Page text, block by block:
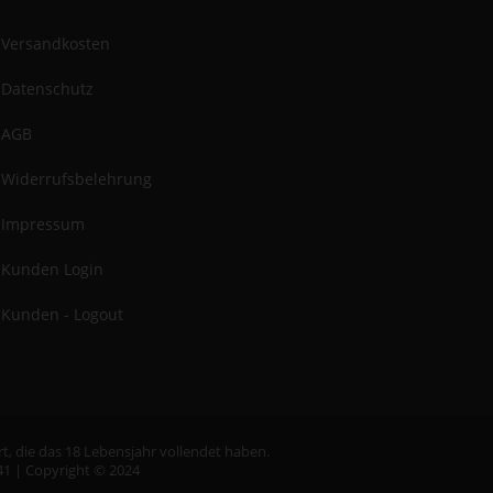
Versandkosten
Datenschutz
AGB
Widerrufsbelehrung
Impressum
Kunden Login
Kunden - Logout
die das 18 Lebensjahr vollendet haben.
| Copyright © 2024